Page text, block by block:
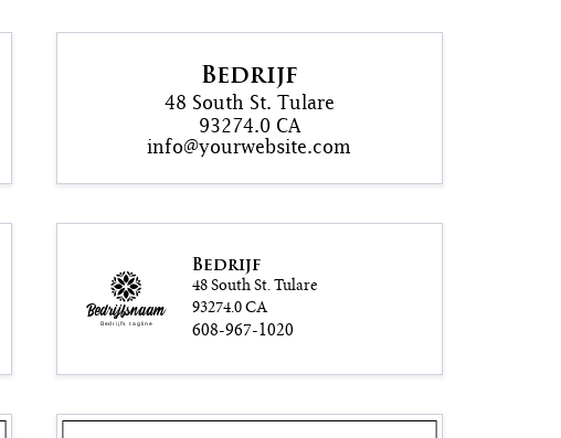
info@yourwebsite.com
48 South St. Tulare
93274.0 CA
Bedrijf
608-967-1020
48 South St. Tulare
93274.0 CA
Bedrijf
Bedrijfsnaam
Bedrijfs tagline